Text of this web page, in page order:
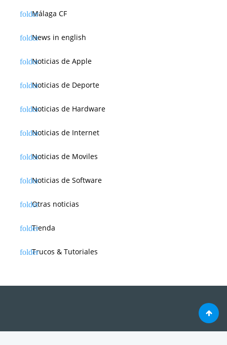
Málaga CF
News in english
Noticias de Apple
Noticias de Deporte
Noticias de Hardware
Noticias de Internet
Noticias de Moviles
Noticias de Software
Otras noticias
Tienda
Trucos & Tutoriales